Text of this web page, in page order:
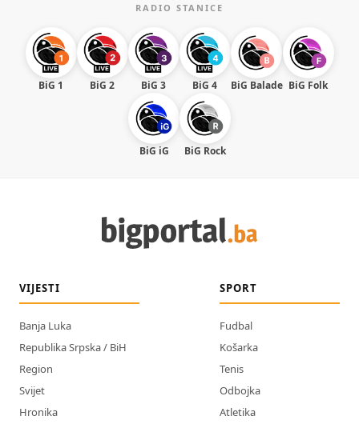
RADIO STANICE
BiG 1 BiG 2 BiG 3 BiG 4 BiG Balade BiG Folk
BiG iG BiG Rock
VIJESTI
Banja Luka
Republika Srpska / BiH
Region
Svijet
Hronika
SPORT
Fudbal
Košarka
Tenis
Odbojka
Atletika